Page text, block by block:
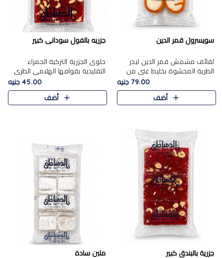
سويسرول قمر الدين
لفائف مشمش قمر الدين ليذر
الطرية المحشوة بخليط غني من
جوز الهند الأبيض والمكسرات
الفاخرة، يقدم المذاق الحلو
الطبيعي لقمر الدين و تجمع بين
79.00 جنيه
أضف
جزريه بالفول سودانى كبير
حلوى الجزرية التركية الحمراء
التقليدية بقوامها الهلامي الطري
ولونها الأحمر المميز، محشوة
بسخاء بالفول السوداني المحمص
لتمنحك توازنًا رائعًا ..
45.00 جنيه
أضف
جزرية بالبندق كبير ملبن سادة